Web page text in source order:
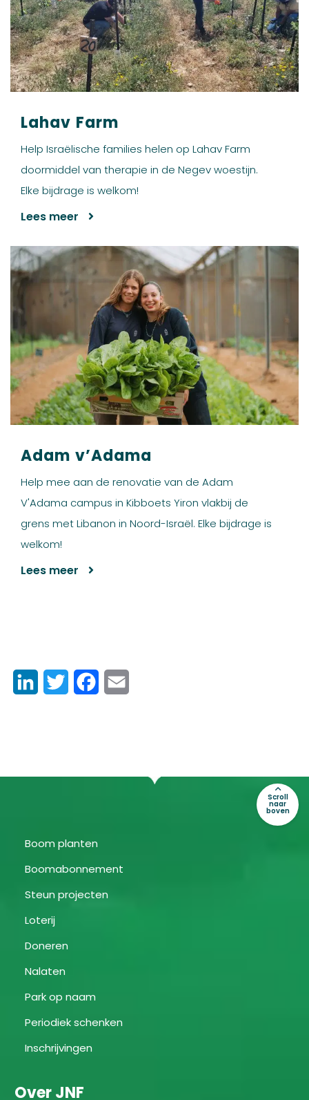
Lahav Farm
Help Israëlische families helen op Lahav Farm
doormiddel van therapie in de Negev woestijn.
Elke bijdrage is welkom!
Lees meer
Adam v’Adama
Help mee aan de renovatie van de Adam
V'Adama campus in Kibboets Yiron vlakbij de
grens met Libanon in Noord-Israël. Elke bijdrage is
welkom!
Lees meer
LinkedInTwitter Facebook
Boom planten
Boomabonnement
Steun projecten
Loterij
Doneren
Nalaten
Park op naam
Periodiek schenken
Inschrijvingen
Over JNF
Scroll
naar
boven